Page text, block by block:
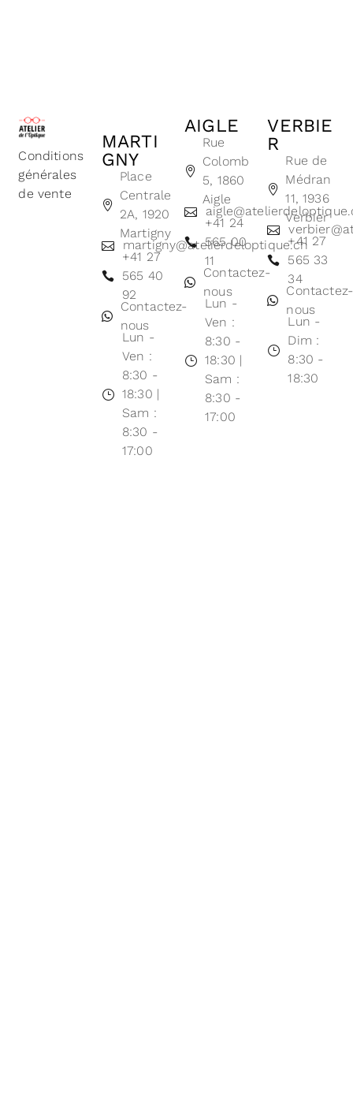
Conditions
générales
de vente
MARTI
GNY
Place
Centrale
2A, 1920
Martigny
martigny@atelierdeloptique.ch
+41 27
565 40
92
Contactez-
nous
Lun -
Ven :
8:30 -
18:30 |
Sam :
8:30 -
17:00
AIGLE
Rue
Colomb
5, 1860
Aigle
+41 24
565 00
11
Contactez-
nous
Lun -
Ven :
8:30 -
18:30 |
Sam :
8:30 -
17:00
VERBIE
R
Rue de
Médran
11, 1936
Verbier
+41 27
565 33
34
Contactez-
nous
Lun -
Dim :
8:30 -
18:30